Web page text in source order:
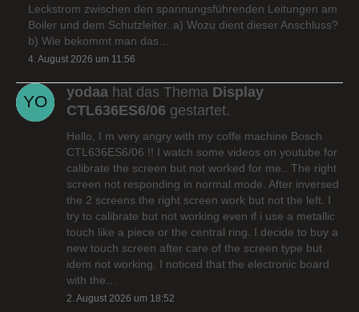
Leckstrom zwischen den spannungsführenden Leitungen am
Boiler und dem Schutzleiter. a) Wozu dient dieser Anschluss?
b) Wie bekommt man das…
4. August 2026 um 11:56
yodaa hat das Thema Display
CTL636ES6/06 gestartet.
Hello, I m very angry with my coffe machine Bosch
CTL636ES6/06 !! I watch some videos on youtube for
calibrate the screen but not worked for me.. The right
screen not responding in normal mode. After inversed
the 2 screens the right screen work but not the left. I
try to calibrate but not working even if i use a metallic
touch like a piece or the central ring. I decide to buy a
new touch screen after care of the screen type but
idem not working. I noticed that the electronic board
with the…
2. August 2026 um 18:52